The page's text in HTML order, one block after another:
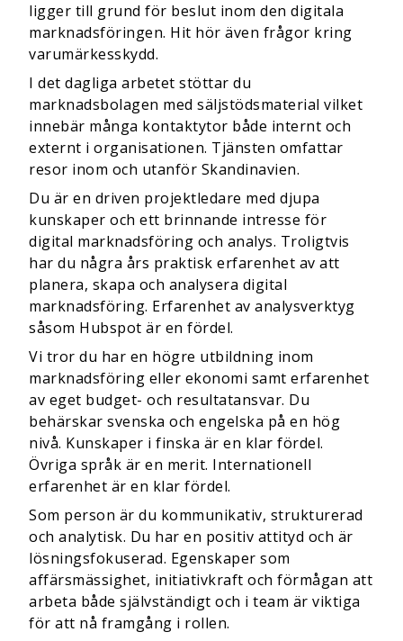
ligger till grund för beslut inom den digitala
marknadsföringen. Hit hör även frågor kring
varumärkesskydd.
I det dagliga arbetet stöttar du
marknadsbolagen med säljstödsmaterial vilket
innebär många kontaktytor både internt och
externt i organisationen. Tjänsten omfattar
resor inom och utanför Skandinavien.
Du är en driven projektledare med djupa
kunskaper och ett brinnande intresse för
digital marknadsföring och analys. Troligtvis
har du några års praktisk erfarenhet av att
planera, skapa och analysera digital
marknadsföring. Erfarenhet av analysverktyg
såsom Hubspot är en fördel.
Vi tror du har en högre utbildning inom
marknadsföring eller ekonomi samt erfarenhet
av eget budget- och resultatansvar. Du
behärskar svenska och engelska på en hög
nivå. Kunskaper i finska är en klar fördel.
Övriga språk är en merit. Internationell
erfarenhet är en klar fördel.
Som person är du kommunikativ, strukturerad
och analytisk. Du har en positiv attityd och är
lösningsfokuserad. Egenskaper som
affärsmässighet, initiativkraft och förmågan att
arbeta både självständigt och i team är viktiga
för att nå framgång i rollen.